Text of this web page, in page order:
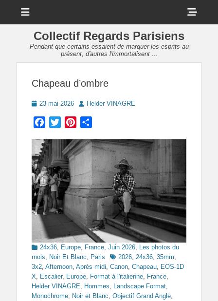
Collectif Regards Parisiens
Pendant que certains essaient de marquer les esprits au
présent, d'autres l'immortalisent ...
Chapeau d’ombre
Posted
23 mai 2026 AuthorHelder VINAGRE
Facebook
TwitterPinterest
Categories
24x36 Europe France Juin 2026
Les photos du
mois
Noir Et Blanc Paris Tags2026 24x36 35mm
3x2 Afternoon Après midi Canon Chapeau
EOS-1D
X
Escalier, Europe Format à l'italienne France
Helder VINAGRE
Hommes Landscape Format
Monochrome
Noir et Blanc Objectif Grand Angle